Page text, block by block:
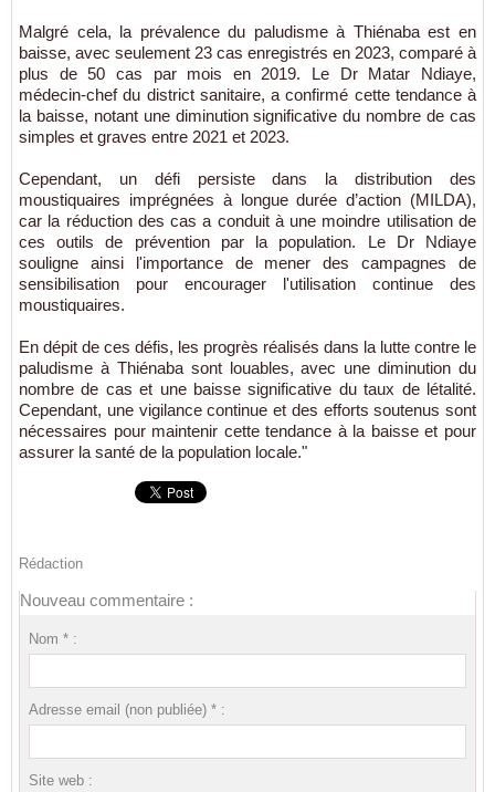
Malgré cela, la prévalence du paludisme à Thiénaba est en
baisse, avec seulement 23 cas enregistrés en 2023, comparé à
plus de 50 cas par mois en 2019. Le Dr Matar Ndiaye,
médecin-chef du district sanitaire, a confirmé cette tendance à
la baisse, notant une diminution significative du nombre de cas
simples et graves entre 2021 et 2023.
Cependant, un défi persiste dans la distribution des
moustiquaires imprégnées à longue durée d’action (MILDA),
car la réduction des cas a conduit à une moindre utilisation de
ces outils de prévention par la population. Le Dr Ndiaye
souligne ainsi l'importance de mener des campagnes de
sensibilisation pour encourager l'utilisation continue des
moustiquaires.
En dépit de ces défis, les progrès réalisés dans la lutte contre le
paludisme à Thiénaba sont louables, avec une diminution du
nombre de cas et une baisse significative du taux de létalité.
Cependant, une vigilance continue et des efforts soutenus sont
nécessaires pour maintenir cette tendance à la baisse et pour
assurer la santé de la population locale."
Rédaction
Nouveau commentaire :
Nom * :
Adresse email (non publiée) * :
Site web :